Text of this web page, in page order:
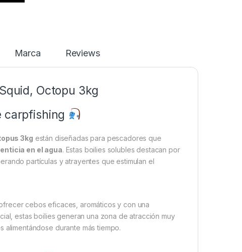
Marca Reviews
Octopu 3kg
carpfishing
3kg están diseñadas para pescadores que
en el agua. Estas boilies solubles destacan por
partículas y atrayentes que estimulan el
cebos eficaces, aromáticos y con una
estas boilies generan una zona de atracción muy
durante más tiempo.